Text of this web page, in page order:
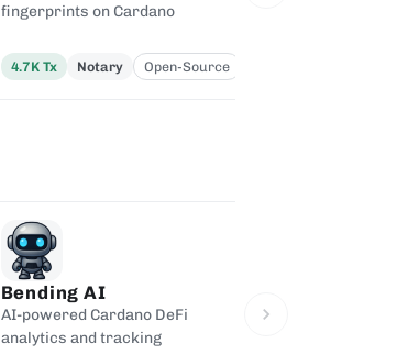
fingerprints on Cardano
4.7K Tx Notary Open-Source
Bending AI
AI-powered Cardano DeFi
analytics and tracking